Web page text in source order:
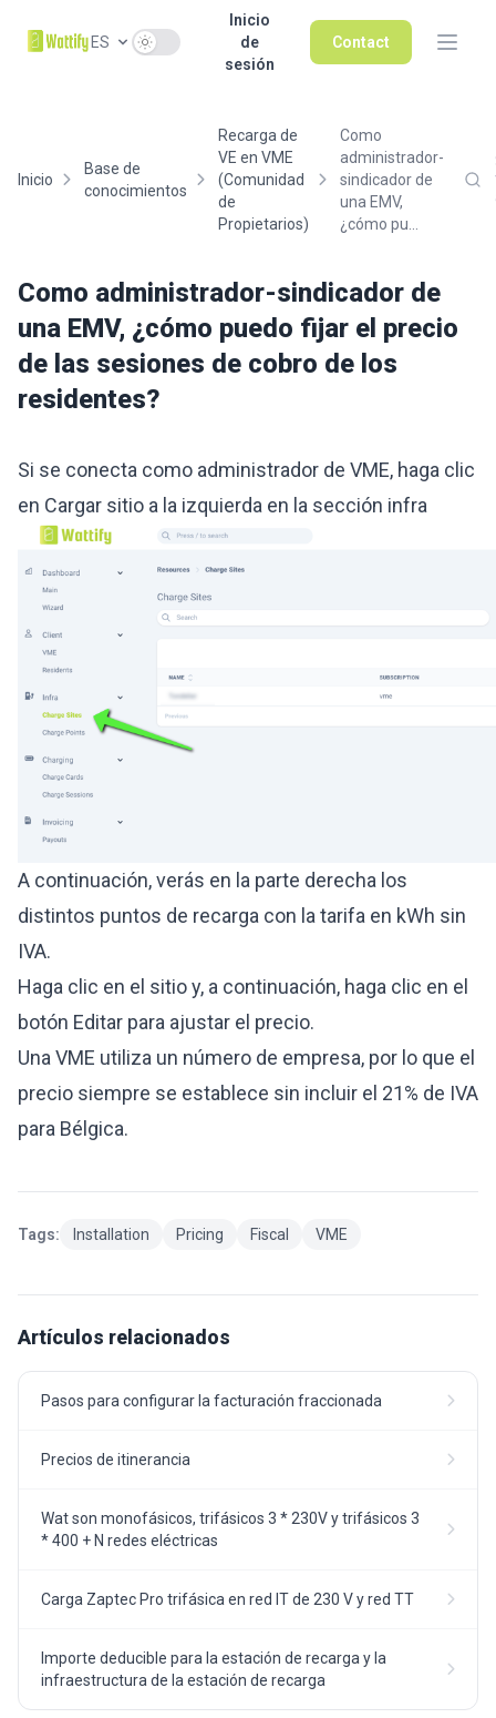
ES Use setting
Inicio
de
sesión
Contact
Inicio
Base de
conocimientos
Recarga de
VE en VME
(Comunidad
de
Propietarios)
Como
administrador-
sindicador de
una EMV,
¿cómo pu...
Como administrador-sindicador de
una EMV, ¿cómo puedo fijar el precio
de las sesiones de cobro de los
residentes?
Si se conecta como administrador de VME, haga clic
en Cargar sitio a la izquierda en la sección infra
A continuación, verás en la parte derecha los
distintos puntos de recarga con la tarifa en kWh sin
IVA.
Haga clic en el sitio y, a continuación, haga clic en el
botón Editar para ajustar el precio.
Una VME utiliza un número de empresa, por lo que el
precio siempre se establece sin incluir el 21% de IVA
para Bélgica.
Tags: Installation Pricing Fiscal VME
Artículos relacionados
Pasos para configurar la facturación fraccionada
Precios de itinerancia
Wat son monofásicos, trifásicos 3 * 230V y trifásicos 3
* 400 + N redes eléctricas
Carga Zaptec Pro trifásica en red IT de 230 V y red TT
Importe deducible para la estación de recarga y la
infraestructura de la estación de recarga